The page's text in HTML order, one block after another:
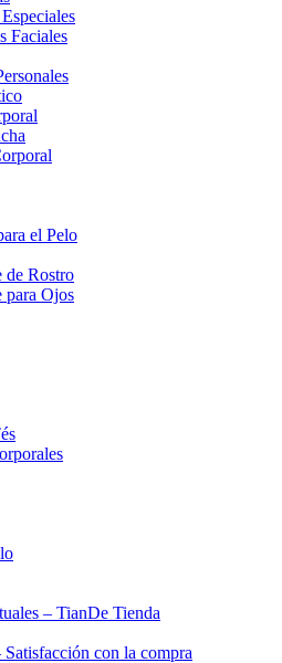
Faciales
el Pelo
de Rostro
para Ojos
– TianDe Tienda
con la compra